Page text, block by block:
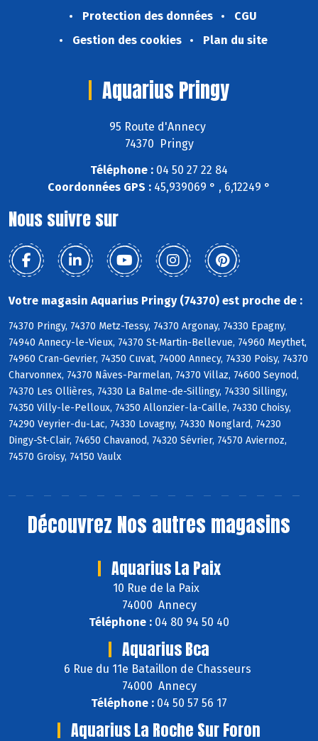
Protection des données
CGU
Gestion des cookies
Plan du site
Aquarius Pringy
95 Route d'Annecy
74370 Pringy
Téléphone : 04 50 27 22 84
Coordonnées GPS : 45,939069 ° , 6,12249 °
Nous suivre sur
Votre magasin Aquarius Pringy (74370) est proche de :
74370 Pringy, 74370 Metz-Tessy, 74370 Argonay, 74330 Epagny,
74940 Annecy-le-Vieux, 74370 St-Martin-Bellevue, 74960 Meythet,
74960 Cran-Gevrier, 74350 Cuvat, 74000 Annecy, 74330 Poisy, 74370
Charvonnex, 74370 Nâves-Parmelan, 74370 Villaz, 74600 Seynod,
74370 Les Ollières, 74330 La Balme-de-Sillingy, 74330 Sillingy,
74350 Villy-le-Pelloux, 74350 Allonzier-la-Caille, 74330 Choisy,
74290 Veyrier-du-Lac, 74330 Lovagny, 74330 Nonglard, 74230
Dingy-St-Clair, 74650 Chavanod, 74320 Sévrier, 74570 Aviernoz,
74570 Groisy, 74150 Vaulx
Découvrez Nos autres magasins
Aquarius La Paix
10 Rue de la Paix
74000 Annecy
Téléphone : 04 80 94 50 40
Aquarius Bca
6 Rue du 11e Bataillon de Chasseurs
74000 Annecy
Téléphone : 04 50 57 56 17
Aquarius La Roche Sur Foron